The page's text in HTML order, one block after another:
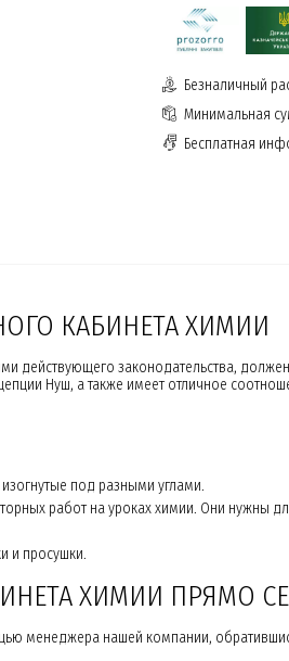
Безналичный
Минимальная
Бесплатная
КАБИНЕТА ХИМИИ
действующего законодательства,
Нуш, а также имеет отличное
под разными углами.
работ на уроках химии. Они нужны
и просушки.
ХИМИИ ПРЯМО
менеджера нашей компании,